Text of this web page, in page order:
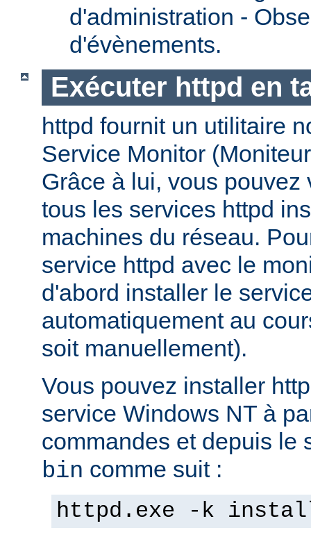
d'administration -
d'évènements.
Exécuter httpd en
httpd fournit un utilitaire
Service Monitor
Grâce à lui, vous pouvez
tous les services httpd
machines du réseau.
service httpd avec le
d'abord installer le
automatiquement au
soit manuellement).
Vous pouvez installer
service Windows NT à
commandes et depuis le
bin comme suit :
httpd.exe -k